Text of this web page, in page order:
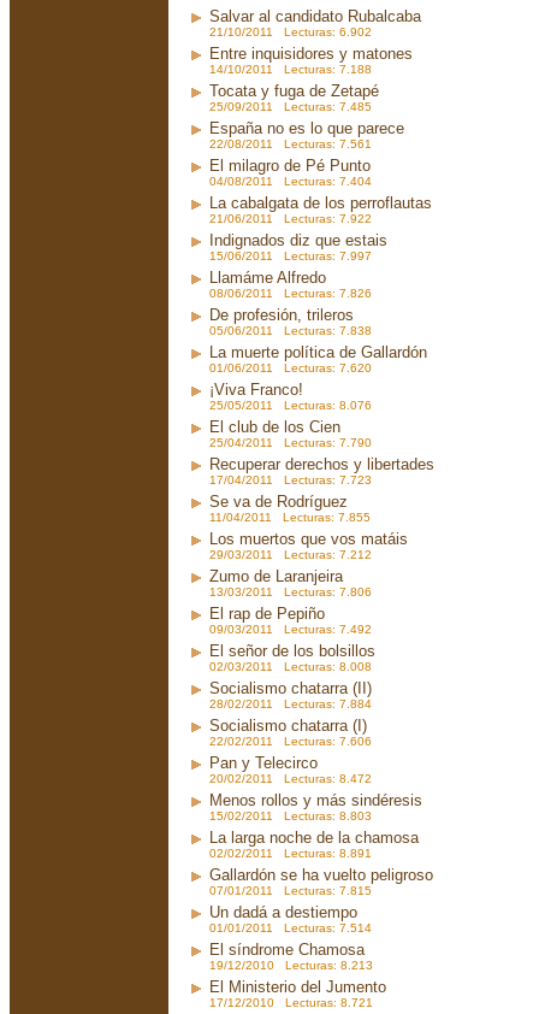
Salvar al candidato Rubalcaba
21/10/2011 Lecturas: 6.902
Entre inquisidores y matones
14/10/2011 Lecturas: 7.188
Tocata y fuga de Zetapé
25/09/2011 Lecturas: 7.485
España no es lo que parece
22/08/2011 Lecturas: 7.561
El milagro de Pé Punto
04/08/2011 Lecturas: 7.404
La cabalgata de los perroflautas
21/06/2011 Lecturas: 7.922
Indignados diz que estais
15/06/2011 Lecturas: 7.997
Llamáme Alfredo
08/06/2011 Lecturas: 7.826
De profesión, trileros
05/06/2011 Lecturas: 7.838
La muerte política de Gallardón
01/06/2011 Lecturas: 7.620
¡Viva Franco!
25/05/2011 Lecturas: 8.076
El club de los Cien
25/04/2011 Lecturas: 7.790
Recuperar derechos y libertades
17/04/2011 Lecturas: 7.723
Se va de Rodríguez
11/04/2011 Lecturas: 7.855
Los muertos que vos matáis
29/03/2011 Lecturas: 7.212
Zumo de Laranjeira
13/03/2011 Lecturas: 7.806
El rap de Pepiño
09/03/2011 Lecturas: 7.492
El señor de los bolsillos
02/03/2011 Lecturas: 8.008
Socialismo chatarra (II)
28/02/2011 Lecturas: 7.884
Socialismo chatarra (I)
22/02/2011 Lecturas: 7.606
Pan y Telecirco
20/02/2011 Lecturas: 8.472
Menos rollos y más sindéresis
15/02/2011 Lecturas: 8.803
La larga noche de la chamosa
02/02/2011 Lecturas: 8.891
Gallardón se ha vuelto peligroso
07/01/2011 Lecturas: 7.815
Un dadá a destiempo
01/01/2011 Lecturas: 7.514
El síndrome Chamosa
19/12/2010 Lecturas: 8.213
El Ministerio del Jumento
17/12/2010 Lecturas: 8.721